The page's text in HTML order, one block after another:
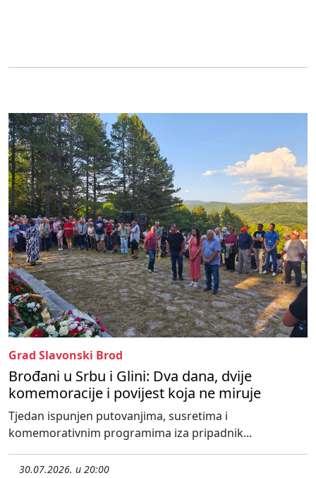
Grad Slavonski Brod
Brođani u Srbu i Glini: Dva dana, dvije
komemoracije i povijest koja ne miruje
Tjedan ispunjen putovanjima, susretima i
komemorativnim programima iza pripadnik...
30.07.2026. u 20:00